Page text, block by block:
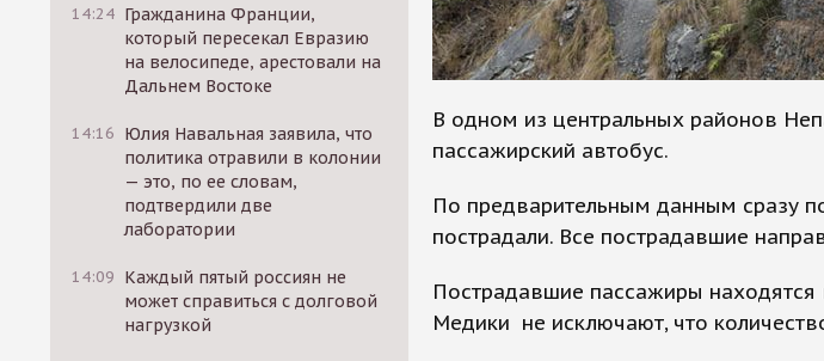
14:24 Гражданина Франции,
который пересекал Евразию
на велосипеде, арестовали на
Дальнем Востоке
14:16 Юлия Навальная заявила, что
политика отравили в колонии
— это, по ее словам,
подтвердили две
лаборатории
14:09 Каждый пятый россиян не
может справиться с долговой
нагрузкой
В одном из центральных районов
пассажирский автобус.
По предварительным данным сразу
пострадали. Все пострадавшие
Пострадавшие пассажиры находятся
Медики не исключают, что